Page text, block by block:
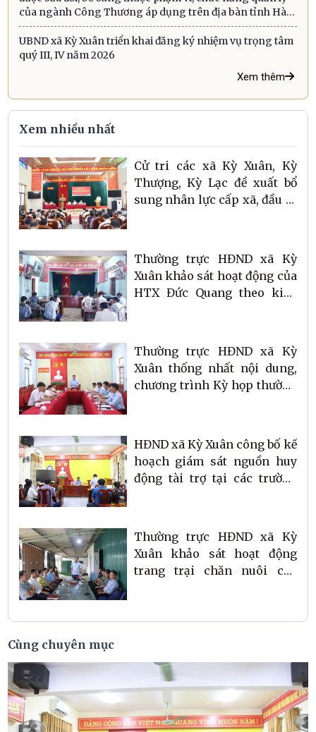
của ngành Công Thương áp dụng trên địa bàn tỉnh Hà
Tĩnh
UBND xã Kỳ Xuân triển khai đăng ký nhiệm vụ trọng tâm
quý III, IV năm 2026
Xem thêm
Xem nhiều nhất
Cử tri các xã Kỳ Xuân, Kỳ
Thượng, Kỳ Lạc đề xuất bổ
sung nhân lực cấp xã, đầu tư
Thường trực HĐND xã Kỳ
Xuân khảo sát hoạt động của
HTX Đức Quang theo kiến
Thường trực HĐND xã Kỳ
Xuân thống nhất nội dung,
chương trình Kỳ họp thường
HĐND xã Kỳ Xuân công bố kế
hoạch giám sát nguồn huy
động tài trợ tại các trường
Thường trực HĐND xã Kỳ
Xuân khảo sát hoạt động
trang trại chăn nuôi của
Cùng chuyên mục